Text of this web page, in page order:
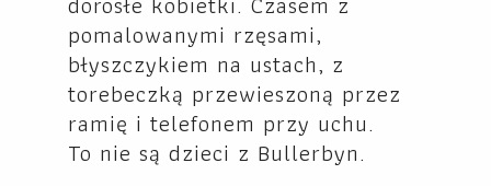
pomalowanymi rzęsami,
błyszczykiem na ustach, z
torebeczką przewieszoną przez
ramię i telefonem przy uchu.
To nie są dzieci z Bullerbyn.